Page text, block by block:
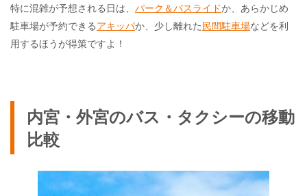
特に混雑が予想される日は、 パーク＆バスライドか、あらかじめ
駐車場が予約できるアキッパか、少し離れた民間駐車場などを利
用するほうが得策ですよ！
内宮・外宮のバス・タクシーの移動
比較